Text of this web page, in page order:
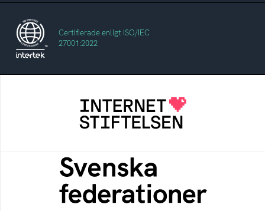
Certifierade enligt ISO/IEC
27001:2022
Internetstiftelsen verkar för ett internet som
bidrar positivt till människan och samhället
Svenska federationer
Grunden för medlemskap i en sektors- eller
kontextspecifik federation